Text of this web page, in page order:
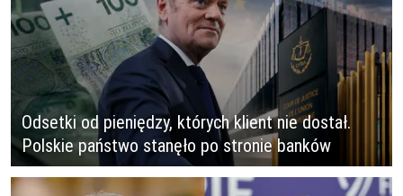
Odsetki od pieniędzy, których klient nie dostał.
Polskie państwo stanęło po stronie banków